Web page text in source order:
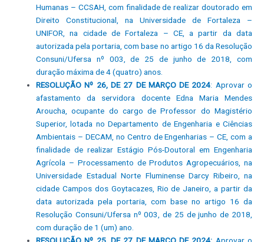
Humanas – CCSAH, com finalidade de realizar doutorado em
Direito Constitucional, na Universidade de Fortaleza –
UNIFOR, na cidade de Fortaleza – CE, a partir da data
autorizada pela portaria, com base no artigo 16 da Resolução
Consuni/Ufersa nº 003, de 25 de junho de 2018, com
duração máxima de 4 (quatro) anos.
RESOLUÇÃO Nº 26, DE 27 DE MARÇO DE 2024: Aprovar o
afastamento da servidora docente Edna Maria Mendes
Aroucha, ocupante do cargo de Professor do Magistério
Superior, lotada no Departamento de Engenharia e Ciências
Ambientais – DECAM, no Centro de Engenharias – CE, com a
finalidade de realizar Estágio Pós-Doutoral em Engenharia
Agrícola – Processamento de Produtos Agropecuários, na
Universidade Estadual Norte Fluminense Darcy Ribeiro, na
cidade Campos dos Goytacazes, Rio de Janeiro, a partir da
data autorizada pela portaria, com base no artigo 16 da
Resolução Consuni/Ufersa nº 003, de 25 de junho de 2018,
com duração de 1 (um) ano.